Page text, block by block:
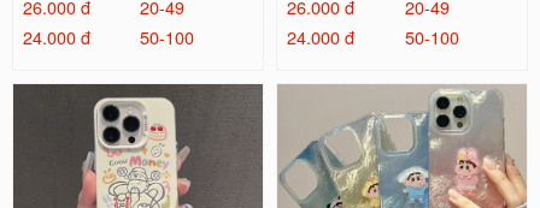
26.000 đ
20-49
24.000 đ
50-100
26.000 đ
20-49
24.000 đ
50-100